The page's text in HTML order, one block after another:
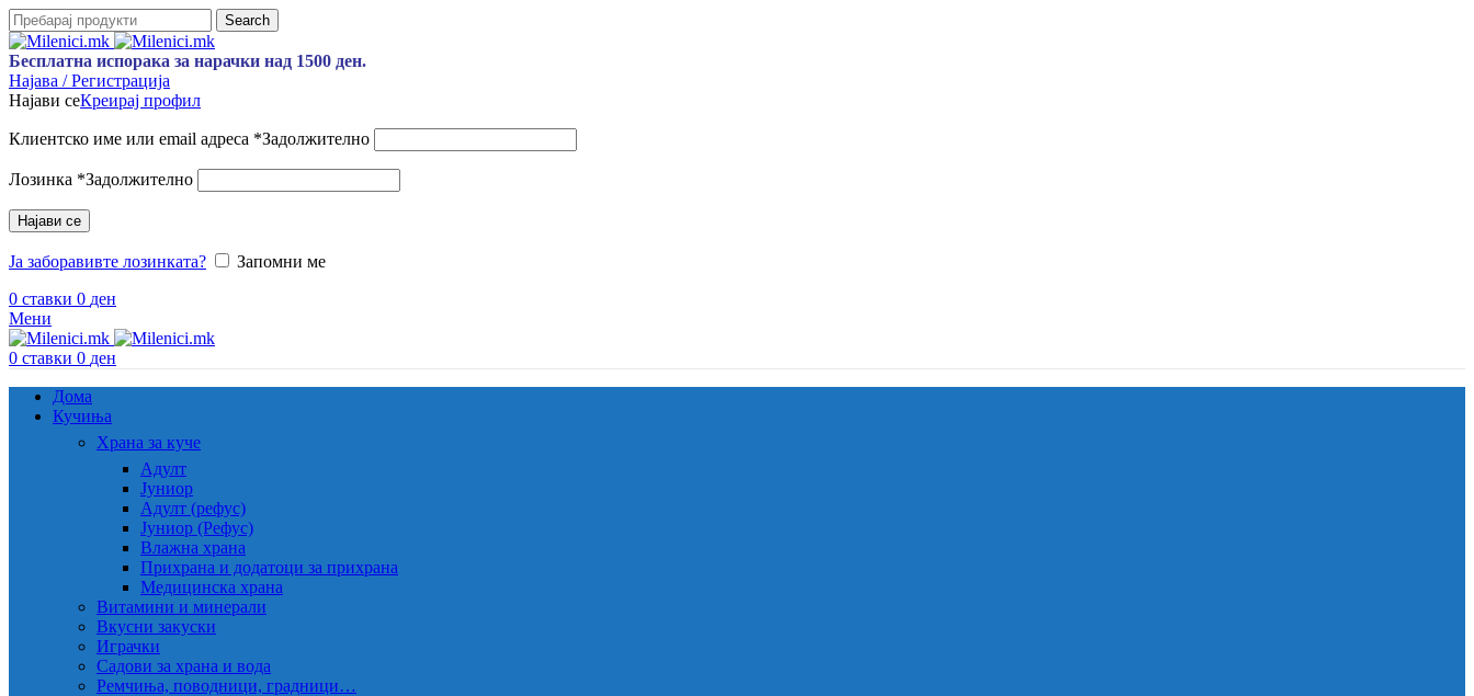
Search
Бесплатна испорака за нарачки над 1500 ден.
Најава / Регистрација
Најави сеКреирај профил
Клиентско име или email адреса *Задолжително
Лозинка *Задолжително
Најави се
Ја заборавивте лозинката?
Запомни ме
0 ставки 0 ден
Мени
0 ставки 0 ден
Дома
Кучиња
Храна за куче
Адулт
Јуниор
Адулт (рефус)
Јуниор (Рефус)
Влажна храна
Прихрана и додатоци за прихрана
Медицинска храна
Витамини и минерали
Вкусни закуски
Играчки
Садови за храна и вода
Ремчиња, поводници, градници…